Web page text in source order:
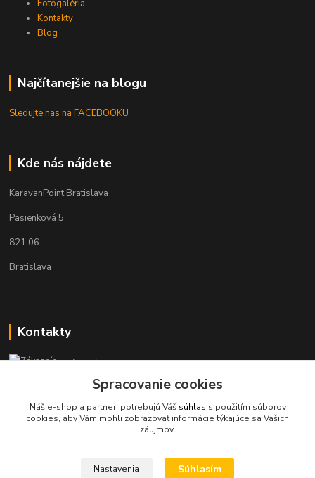
Fotogaléria
Kontakty
Blog
Najčítanejšie na blogu
Sledujte nas na FACEBOOKU
Kde nás nájdete
KaravanPoint Bratislava
Pasienková 5
821 06
Bratislava
Kontakty
Zákaznícka podpora KaravanPoint
+421902309993
(Po-Pia, 9-18 hod.)
info@karavanpoint.sk
Spracovanie cookies
Náš e-shop a partneri potrebujú Váš súhlas s použitím súborov
cookies, aby Vám mohli zobrazovať informácie týkajúce sa Vašich
záujmov.
Nastavenia Súhlasím